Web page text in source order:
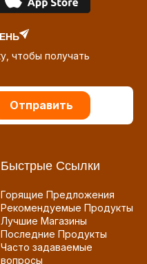
чтобы получать
Отправить
Быстрые Ссылки
Горящие Предложения
Рекомендуемые Продукты
Лучшие Магазины
Последние Продукты
Часто задаваемые
вопросы